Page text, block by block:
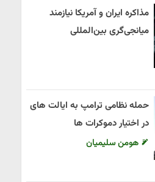
مذاکره ایران و آمریکا نیازمند
میانجی‌گری بین‌المللی
حمله نظامی ترامپ به ایالت های
در اختیار دموکرات ها
هومن سلیمیان